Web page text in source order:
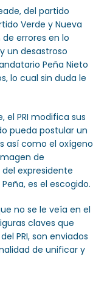
del partido
Verde y Nueva
errores en lo
un desastroso
Peña Nieto
lo cual sin duda le
el PRI modifica sus
pueda postular un
así como el oxígeno
de
expresidente
es el escogido.
no se le veía en el
claves que
PRI, son enviados
de unificar y